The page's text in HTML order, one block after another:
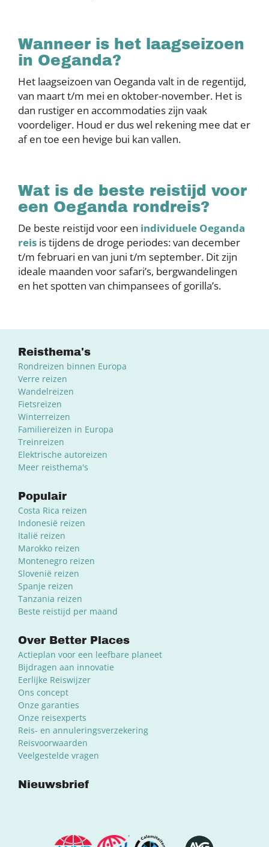
Wanneer is het laagseizoen
in Oeganda?
Het laagseizoen van Oeganda valt in de regentijd,
van maart t/m mei en oktober-november. Het is
dan rustiger en accommodaties zijn vaak
voordeliger. Houd er dus wel rekening mee dat er
af en toe een hevige bui kan vallen.
Wat is de beste reistijd voor
een Oeganda rondreis?
De beste reistijd voor een individuele Oeganda
reis is tijdens de droge periodes: van december
t/m februari en van juni t/m september. Dit zijn
ideale maanden voor safari’s, bergwandelingen
en het spotten van chimpansees of gorilla’s.
Reisthema's
Rondreizen binnen Europa
Verre reizen
Wandelreizen
Fietsreizen
Winterreizen
Familiereizen in Europa
Treinreizen
Elektrische autoreizen
Meer reisthema's
Populair
Costa Rica reizen
Indonesië reizen
Italië reizen
Marokko reizen
Montenegro reizen
Slovenië reizen
Spanje reizen
Tanzania reizen
Beste reistijd per maand
Over Better Places
Actieplan voor een leefbare planeet
Bijdragen aan innovatie
Eerlijke Reiswijzer
Ons concept
Onze garanties
Onze reisexperts
Reis- en annuleringsverzekering
Reisvoorwaarden
Veelgestelde vragen
Nieuwsbrief